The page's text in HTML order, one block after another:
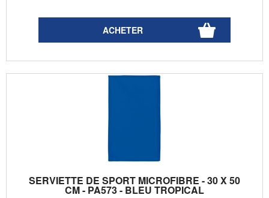
SERVIETTE DE SPORT MICROFIBRE - 30 X 50
CM - PA573 - BLEU TROPICAL